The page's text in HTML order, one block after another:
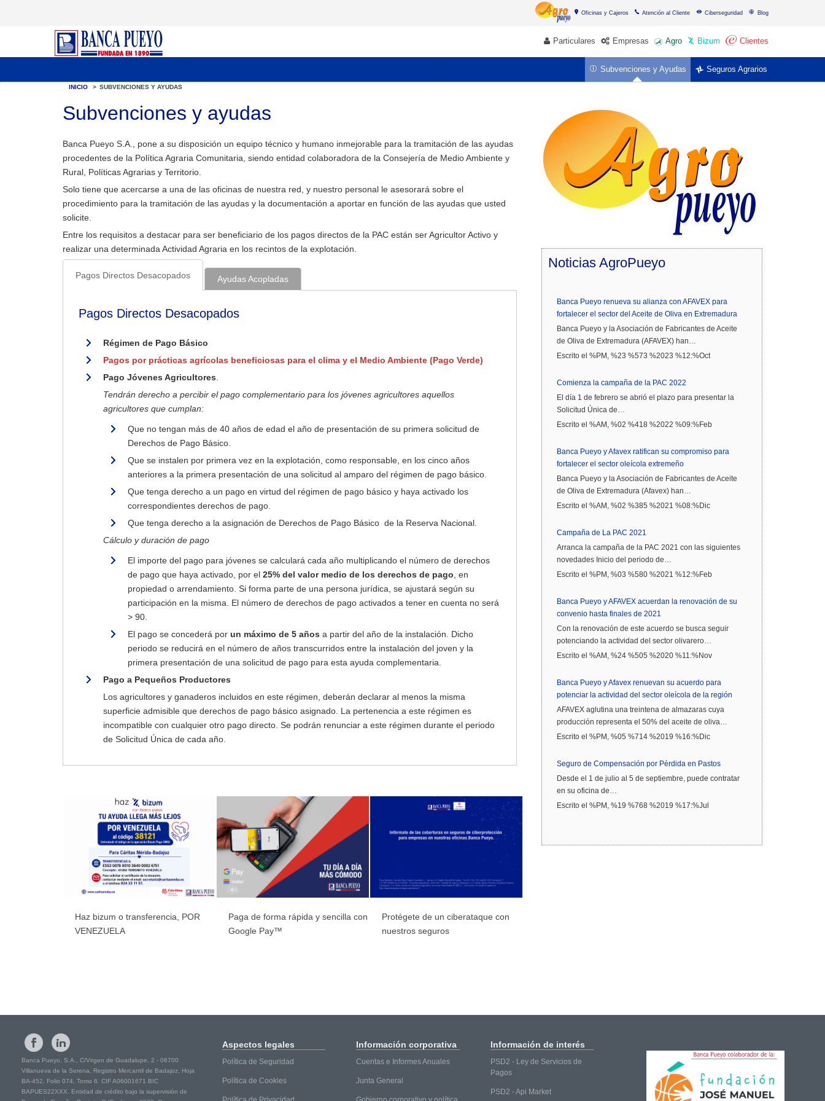
Oficinas y Cajeros Atención al Cliente Ciberseguridad Blog
Particulares Empresas Agro Bizum Clientes
Seguros Agrarios
Subvenciones y Ayudas
INICIO > SUBVENCIONES Y AYUDAS
Subvenciones y ayudas
Banca Pueyo S.A., pone a su disposición un equipo técnico y humano inmejorable para la tramitación de las ayudas
procedentes de la Política Agraria Comunitaria, siendo entidad colaboradora de la Consejería de Medio Ambiente y
Rural, Políticas Agrarias y Territorio.
Solo tiene que acercarse a una de las oficinas de nuestra red, y nuestro personal le asesorará sobre el
procedimiento para la tramitación de las ayudas y la documentación a aportar en función de las ayudas que usted
solicite.
Entre los requisitos a destacar para ser beneficiario de los pagos directos de la PAC están ser Agricultor Activo y
realizar una determinada Actividad Agraria en los recintos de la explotación.
Pagos Directos Desacopados Ayudas Acopladas
Pagos Directos Desacopados
Régimen de Pago Básico
Pagos por prácticas agrícolas beneficiosas para el clima y el Medio Ambiente (Pago Verde)
Pago Jóvenes Agricultores
Tendrán derecho a percibir el pago complementario para los jóvenes agricultores aquellos
agricultores que cumplan:
Que no tengan más de 40 años de edad el año de presentación de su primera solicitud de
Derechos de Pago Básico.
Que se instalen por primera vez en la explotación, como responsable, en los cinco años
anteriores a la primera presentación de una solicitud al amparo del régimen de pago básico.
Que tenga derecho a un pago en virtud del régimen de pago básico y haya activado los
correspondientes derechos de pago.
Que tenga derecho a la asignación de Derechos de Pago Básico de la Reserva Nacional.
Cálculo y duración de pago
El importe del pago para jóvenes se calculará cada año multiplicando el número de derechos
de pago que haya activado, por el 25% del valor medio de los derechos de pago , en
propiedad o arrendamiento. Si forma parte de una persona jurídica, se ajustará según su
participación en la misma. El número de derechos de pago activados a tener en cuenta no será
> 90.
El pago se concederá por un máximo de 5 años a partir del año de la instalación. Dicho
periodo se reducirá en el número de años transcurridos entre la instalación del joven y la
primera presentación de una solicitud de pago para esta ayuda complementaria.
Pago a Pequeños Productores
Los agricultores y ganaderos incluidos en este régimen, deberán declarar al menos la misma
superficie admisible que derechos de pago básico asignado. La pertenencia a este régimen es
incompatible con cualquier otro pago directo. Se podrán renunciar a este régimen durante el periodo
de Solicitud Única de cada año.
Ganaderia. Dirigidas a Agricultores Activos y sectores que atraviesan dificultades excepcionales.
Haz bizum o transferencia, POR
VENEZUELA
Paga de forma rápida y sencilla con
Google Pay™
Protégete de un ciberataque con
nuestros seguros
Noticias AgroPueyo
Banca Pueyo renueva su alianza con AFAVEX para
fortalecer el sector del Aceite de Oliva en Extremadura
Banca Pueyo y la Asociación de Fabricantes de Aceite
de Oliva de Extremadura (AFAVEX) han…
Escrito el %PM, %23 %573 %2023 %12:%Oct
Comienza la campaña de la PAC 2022
El día 1 de febrero se abrió el plazo para presentar la
Solicitud Única de…
Escrito el %AM, %02 %418 %2022 %09:%Feb
Banca Pueyo y Afavex ratifican su compromiso para
fortalecer el sector oleícola extremeño
Banca Pueyo y la Asociación de Fabricantes de Aceite
de Oliva de Extremadura (Afavex) han…
Escrito el %AM, %02 %385 %2021 %08:%Dic
Campaña de La PAC 2021
Arranca la campaña de la PAC 2021 con las siguientes
novedades Inicio del periodo de…
Escrito el %PM, %03 %580 %2021 %12:%Feb
Banca Pueyo y AFAVEX acuerdan la renovación de su
convenio hasta finales de 2021
Con la renovación de este acuerdo se busca seguir
potenciando la actividad del sector olivarero…
Escrito el %AM, %24 %505 %2020 %11:%Nov
Banca Pueyo y Afavex renuevan su acuerdo para
potenciar la actividad del sector oleícola de la región
AFAVEX aglutina una treintena de almazaras cuya
producción representa el 50% del aceite de oliva…
Escrito el %PM, %05 %714 %2019 %16:%Dic
Seguro de Compensación por Pérdida en Pastos
Desde el 1 de julio al 5 de septiembre, puede contratar
en su oficina de…
Escrito el %PM, %19 %768 %2019 %17:%Jul
Banca Pueyo, S.A., C/Virgen de Guadalupe, 2 - 06700
Villanueva de la Serena, Registro Mercantil de Badajoz, Hoja
BA-452, Folio 074, Tomo 6. CIF A06001671 BIC
BAPUES22XXX. Entidad de crédito bajo la supervisión de
Aspectos legales
Política de Seguridad
Política de Cookies
Información corporativa
Cuentas e Informes Anuales
Junta General
Información de interés
PSD2 - Ley de Servicios de
Pagos
PSD2 - Api Market